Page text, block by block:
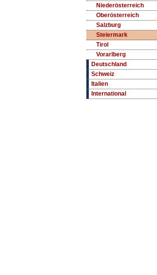
Niederösterreich
Oberösterreich
Salzburg
Steiermark
Tirol
Vorarlberg
Deutschland
Schweiz
Italien
International